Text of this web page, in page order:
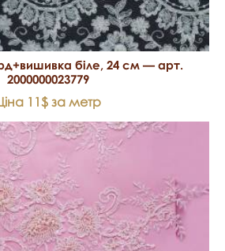
біле, 24 см — арт.
2000000023779
11$ за метр